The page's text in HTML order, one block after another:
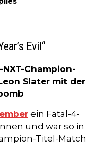
Evil“
Champion-
Slater mit der
ein Fatal-4-
und war so in
Titel-Match